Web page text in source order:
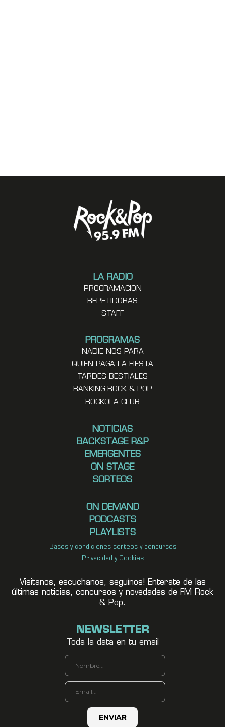
LA RADIO
PROGRAMACION
REPETIDORAS
STAFF
PROGRAMAS
NADIE NOS PARA
QUIEN PAGA LA FIESTA
TARDES BESTIALES
RANKING ROCK & POP
ROCKOLA CLUB
NOTICIAS
BACKSTAGE R&P
EMERGENTES
ON STAGE
SORTEOS
ON DEMAND
PODCASTS
PLAYLISTS
Bases y condiciones sorteos y concursos
Privacidad y Cookies
Visitanos, escuchanos, seguínos! Enterate de las
últimas noticias, concursos y novedades de FM Rock
& Pop.
NEWSLETTER
Toda la data en tu email